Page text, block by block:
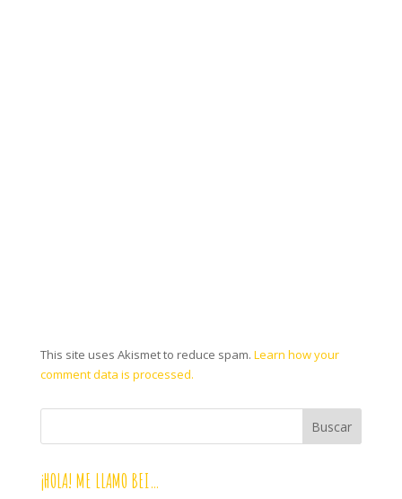
This site uses Akismet to reduce spam. Learn how your
comment data is processed.
¡HOLA! ME LLAMO BEI…